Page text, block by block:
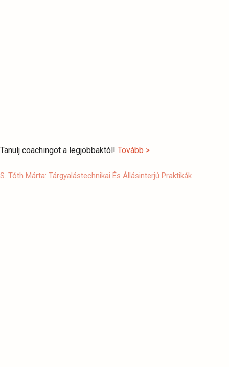
Tanulj coachingot a legjobbaktól! Tovább >
S. Tóth Márta: Tárgyalástechnikai És Állásinterjú Praktikák